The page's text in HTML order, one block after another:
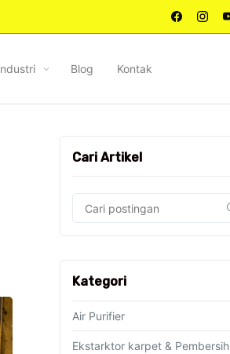
Blog Kontak
Cari Artikel
Kategori
Air Purifier
Ekstarktor karpet & Pembersih